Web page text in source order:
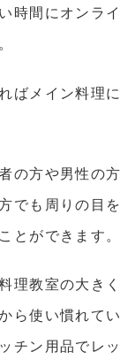
時間にオンライ
ばメイン料理に
の方や男性の方
でも周りの目を
とができます。
理教室の大きく
ら使い慣れてい
チン用品でレッ